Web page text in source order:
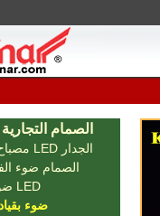
الصمام
مصباح الجدار LED الجدار
الصمام ضوء
ضوء بانيل LED
ضوء